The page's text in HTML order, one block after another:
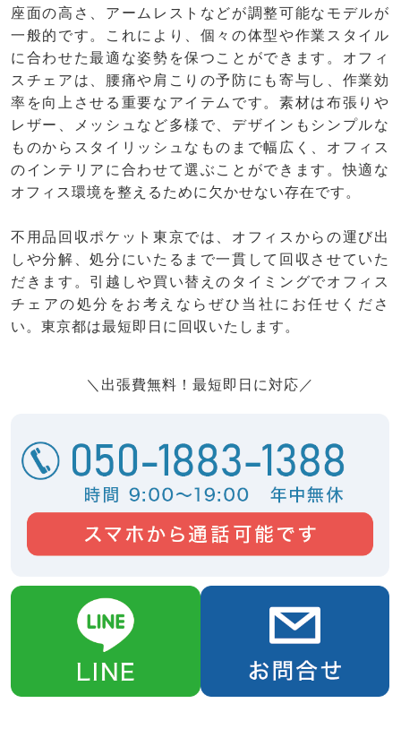
座面の高さ、アームレストなどが調整可能なモデルが
一般的です。これにより、個々の体型や作業スタイル
に合わせた最適な姿勢を保つことができます。オフィ
スチェアは、腰痛や肩こりの予防にも寄与し、作業効
率を向上させる重要なアイテムです。素材は布張りや
レザー、メッシュなど多様で、デザインもシンプルな
ものからスタイリッシュなものまで幅広く、オフィス
のインテリアに合わせて選ぶことができます。快適な
オフィス環境を整えるために欠かせない存在です。
不用品回収ポケット東京では、オフィスからの運び出
しや分解、処分にいたるまで一貫して回収させていた
だきます。引越しや買い替えのタイミングでオフィス
チェアの処分をお考えならぜひ当社にお任せくださ
い。東京都は最短即日に回収いたします。
＼出張費無料！最短即日に対応／